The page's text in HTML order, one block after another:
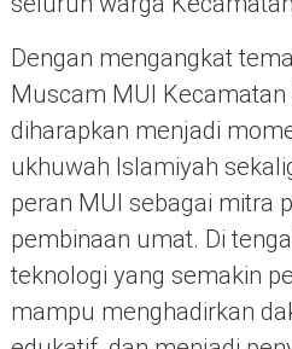
Dengan mengangkat
Muscam MUI Kecamatan
diharapkan menjadi
ukhuwah Islamiyah
peran MUI sebagai mitra
pembinaan umat. Di
teknologi yang semakin
mampu menghadirkan